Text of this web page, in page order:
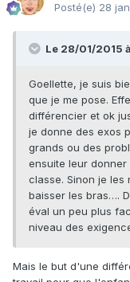
Posté(e) 28
Le 28/01/2015
Goellette, je suis
que je me pose.
différencier et ok
je donne des exos
grands ou des
ensuite leur
classe. Sinon je les
baisser les bras….
éval un peu plus
niveau des
Mais le but d'une